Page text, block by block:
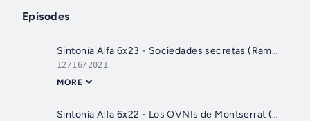
Episodes
Sintonía Alfa 6x23 - Sociedades secretas (Ramón Hervás)
12/16/2021
MORE
Sintonía Alfa 6x22 - Los OVNIs de Montserrat (Lluís Josep Grífol, Josep Maria Talló, Manuel Carballal)